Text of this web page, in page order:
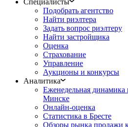
Подобрать агентство
Найти риэлтера
Задать вопрос риэлтеру
Найти застройщика
Оценка
Страхование
Управление
Аукционы и конкурсы
Аналитика
Еженедельная динамика
Минске
Онлайн-оценка
Статистика в Бресте
Обзоры рынка продажи